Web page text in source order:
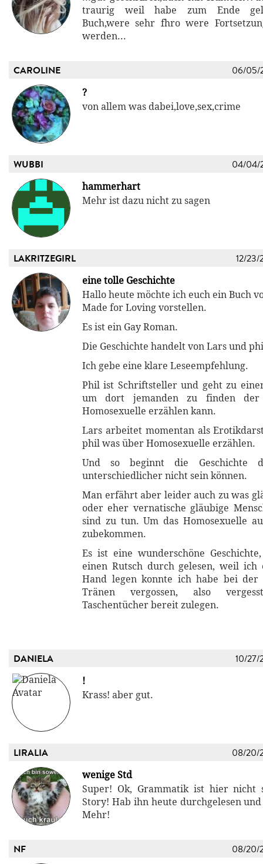
traurig weil habe zum Ende
Buch,were sehr fhro were
werden...
CAROLINE 06/05/
?
von allem was dabei,love,sex,crime
WUBBI 04/04/
hammerhart
Mehr ist dazu nicht zu sagen
LAKRITZEGIRL 12/23/
eine tolle Geschichte
Hallo heute möchte ich euch ein Buch
Made for Loving vorstellen.
Es ist ein Gay Roman.
Die Geschichte handelt von Lars und
Ich gebe eine klare Leseempfehlung.
Phil ist Schriftsteller und geht zu
um dort jemanden zu finden
Homosexuelle erzählen kann.
Lars arbeitet momentan als
phil was über Homosexuelle erzählen.
Und so beginnt die Geschichte
unterschiedlicher nicht sein können.
Man erfährt aber leider auch zu was
oder eher vernatische gläubige
sind zu tun. Um das Homosexuelle
zubekommen.
Es ist eine wunderschöne
einen Rutsch durch gelesen, weil ich
Hand legen konnte ich habe bei der
Tränen vergossen, also
Taschentücher bereit zulegen.
DANIELA 10/27/
!
Krass! aber gut.
LIRALIA 08/20/
wenige Std
Super! Ok, Grammatik ist hier nicht
Story! Hab ihn heute durchgelesen
Mehr!
NF 08/20/